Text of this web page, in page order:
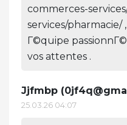
commerces-
services/
Г©quipe
vos attentes .
Jjfmbp (
25.03.26 04:07